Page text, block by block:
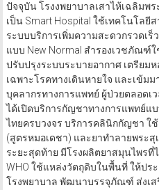
ปัจจุบัน โรงงพยาบาลเสาไห้เฉลิมพร
เป็น Smart Hospital ใช้เทคโนโลยี
ระบบบริการเพิ่มความสะดวกรวดเร็
แบบ New Normal สำรองเวชภัณฑ์
ปรับปรุงระบบระบายอากาศ เตรียมห
เฉพาะโรคทางเดินหายใจ และเข้ม
บุคลากรทางการแพทย์ ผู้ป่วยตลอดเ
ได้เปิดบริการกัญชาทางการแพทย์แ
ไทยครบวงจร บริการคลินิกกัญชา
(สูตรหมอเดชา) และยาทำลายพระสุ
ระยะสุดท้าย มีโรงผลิตยาสมุนไพรที่
WHO ใช้แหล่งวัตถุดิบในพื้นที่ ให้ปร